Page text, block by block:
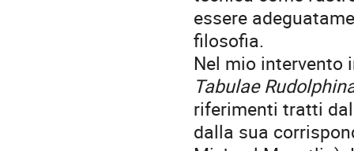
essere
filosofia.
Nel mio intervento
Tabulae
riferimenti tratti
dalla sua